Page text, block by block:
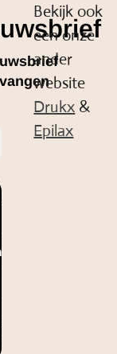
Bekijk ook
een onze
ander
website
Drukx &
Epilax